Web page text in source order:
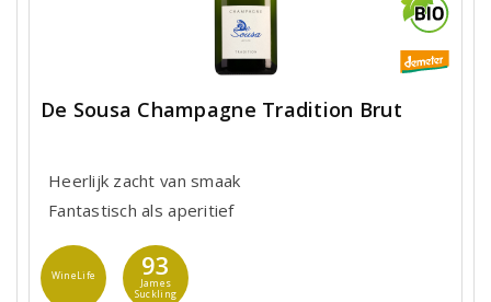
De Sousa Champagne Tradition Brut
Heerlijk zacht van smaak
Fantastisch als aperitief
WineLife 93
James
Suckling